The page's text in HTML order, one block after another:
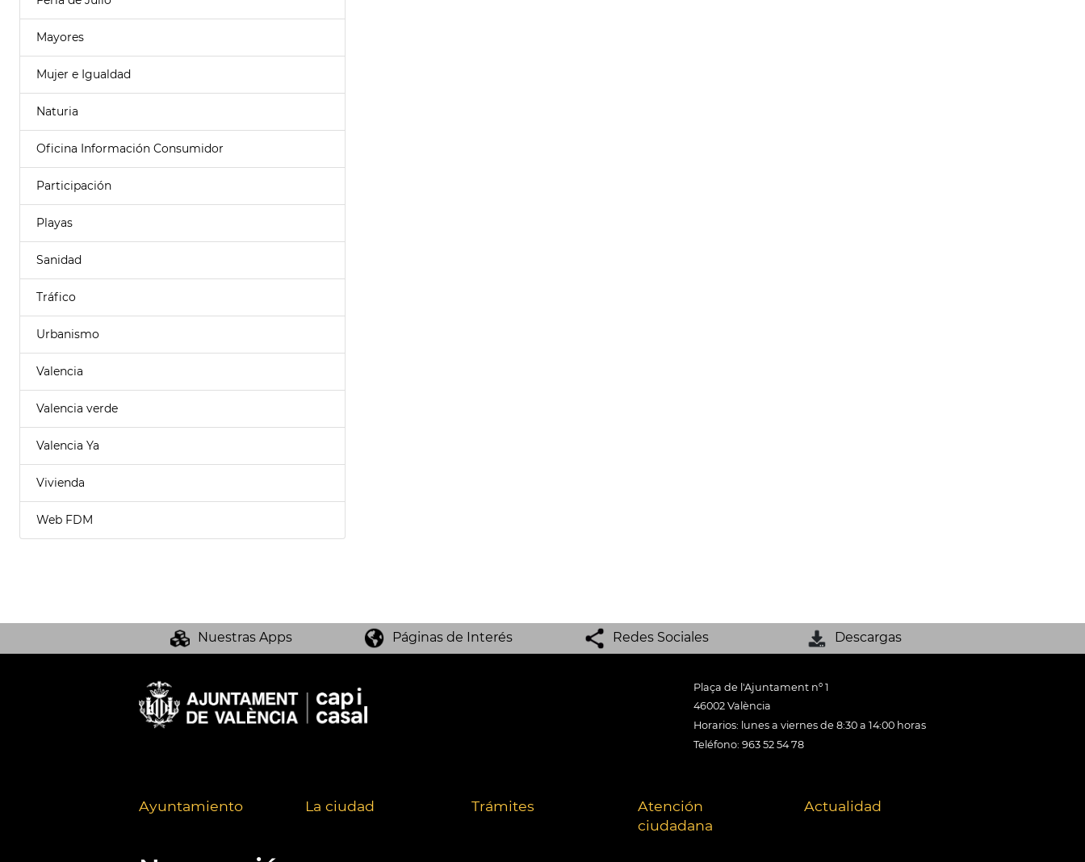
Mayores
Mujer e Igualdad
Naturia
Oficina Información Consumidor
Participación
Playas
Sanidad
Tráfico
Urbanismo
Valencia
Valencia verde
Valencia Ya
Vivienda
Web FDM
Nuestras Apps Páginas de Interés Redes Sociales Descargas
Plaça de l'Ajuntament nº 1
46002 València
Horarios: lunes a viernes de 8:30 a 14:00 horas
Teléfono: 963 52 54 78
Ayuntamiento La ciudad Trámites
Atención
ciudadana
Actualidad